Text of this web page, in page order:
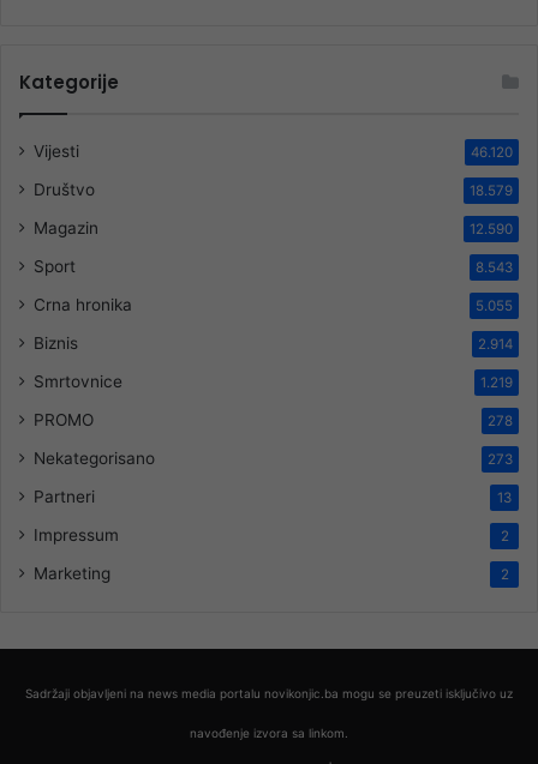
Kategorije
Vijesti 46.120
Društvo 18.579
Magazin 12.590
Sport 8.543
Crna hronika 5.055
Biznis 2.914
Smrtovnice 1.219
PROMO 278
Nekategorisano 273
Partneri 13
Impressum 2
Marketing 2
Sadržaji objavljeni na news media portalu novikonjic.ba mogu se preuzeti isključivo uz
navođenje izvora sa linkom.